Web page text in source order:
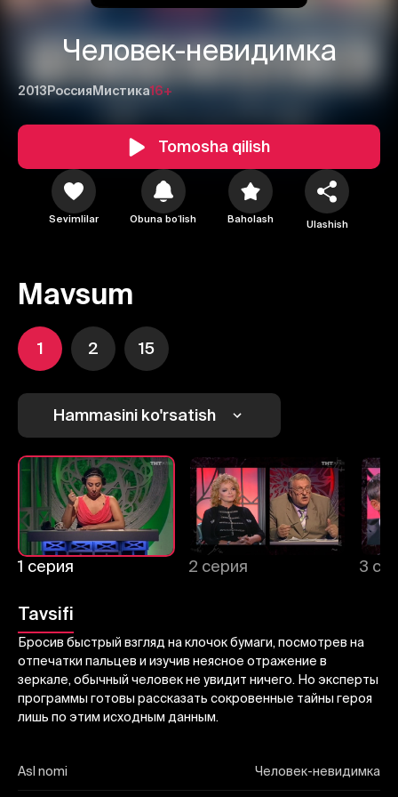
Человек-невидимка
2013РоссияМистика16+
Tomosha qilish
Sevimlilar Obuna boʻlish Baholash Ulashish
Mavsum
1 2 15
Hammasini ko'rsatish
1 серия 2 серия 3
Tavsifi
Бросив быстрый взгляд на клочок бумаги, посмотрев на
отпечатки пальцев и изучив неясное отражение в
зеркале, обычный человек не увидит ничего. Но эксперты
программы готовы рассказать сокровенные тайны героя
лишь по этим исходным данным.
Asl nomi Человек-невидимка
Bekor qilish Tizimga kirish